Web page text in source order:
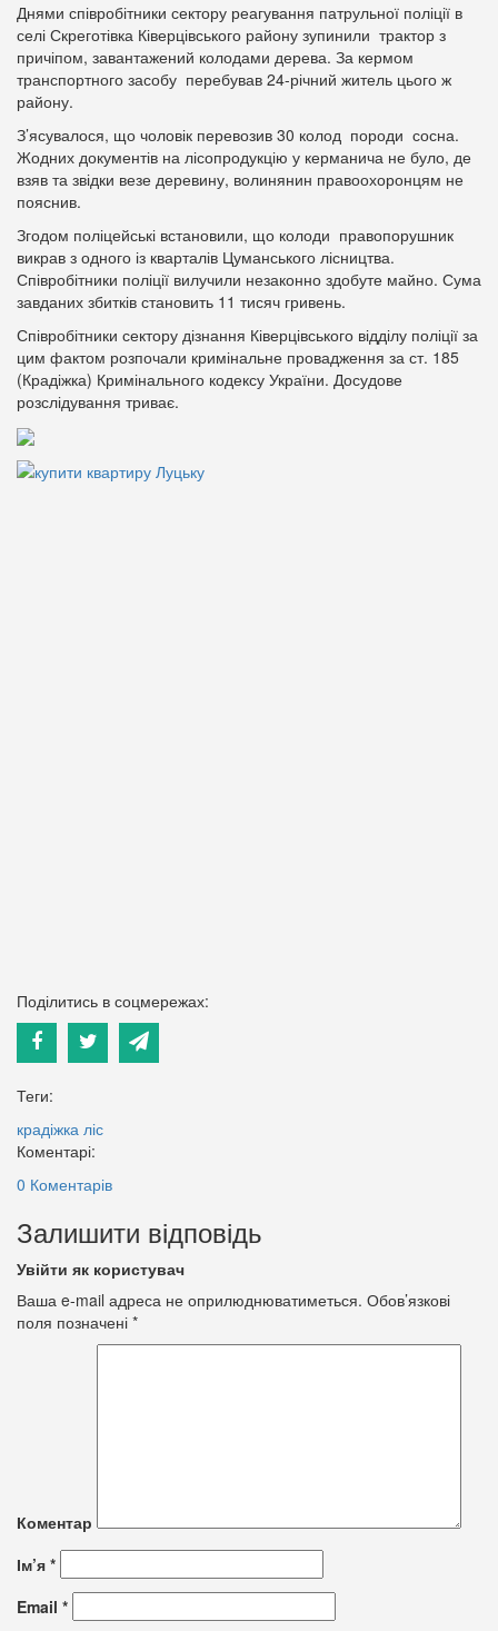
Днями співробітники сектору реагування патрульної поліції в
селі Скреготівка Ківерцівського району зупинили трактор з
причіпом, завантажений колодами дерева. За кермом
транспортного засобу перебував 24-річний житель цього ж
району.
З’ясувалося, що чоловік перевозив 30 колод породи сосна.
Жодних документів на лісопродукцію у керманича не було, де
взяв та звідки везе деревину, волинянин правоохоронцям не
пояснив.
Згодом поліцейські встановили, що колоди правопорушник
викрав з одного із кварталів Цуманського лісництва.
Співробітники поліції вилучили незаконно здобуте майно. Сума
завданих збитків становить 11 тисяч гривень.
Співробітники сектору дізнання Ківерцівського відділу поліції за
цим фактом розпочали кримінальне провадження за ст. 185
(Крадіжка) Кримінального кодексу України. Досудове
розслідування триває.
Поділитись в соцмережах:
Теги:
крадіжка ліс
Коментарі:
0 Коментарів
Залишити відповідь
Увійти як користувач
Ваша e-mail адреса не оприлюднюватиметься. Обов’язкові
поля позначені *
Коментар
Ім’я *
Email *